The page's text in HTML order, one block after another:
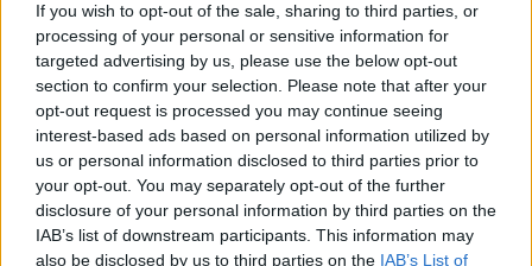
If you wish to opt-out of the sale, sharing to third parties, or
processing of your personal or sensitive information for
targeted advertising by us, please use the below opt-out
section to confirm your selection. Please note that after your
opt-out request is processed you may continue seeing
interest-based ads based on personal information utilized by
us or personal information disclosed to third parties prior to
your opt-out. You may separately opt-out of the further
disclosure of your personal information by third parties on the
IAB’s list of downstream participants. This information may
also be disclosed by us to third parties on the IAB’s List of
Il giocatore ha un contratto valido fino al 2020, ma non
disdegnerebbe un trasferimento in un campionato
competitivo come laPremier League.
REDAZIONE
Twitter @Calciopremier